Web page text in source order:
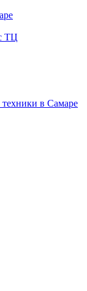
ТЦ
техники в Самаре